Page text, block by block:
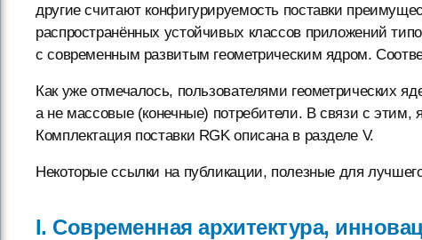
другие считают конфигурируемость поставки
распространённых устойчивых классов приложений
с современным развитым геометрическим ядром.
Как уже отмечалось, пользователями геометрических
а не массовые (конечные) потребители. В связи с
Комплектация поставки RGK описана в разделе V.
Некоторые ссылки на публикации, полезные для
I. Современная архитектура,